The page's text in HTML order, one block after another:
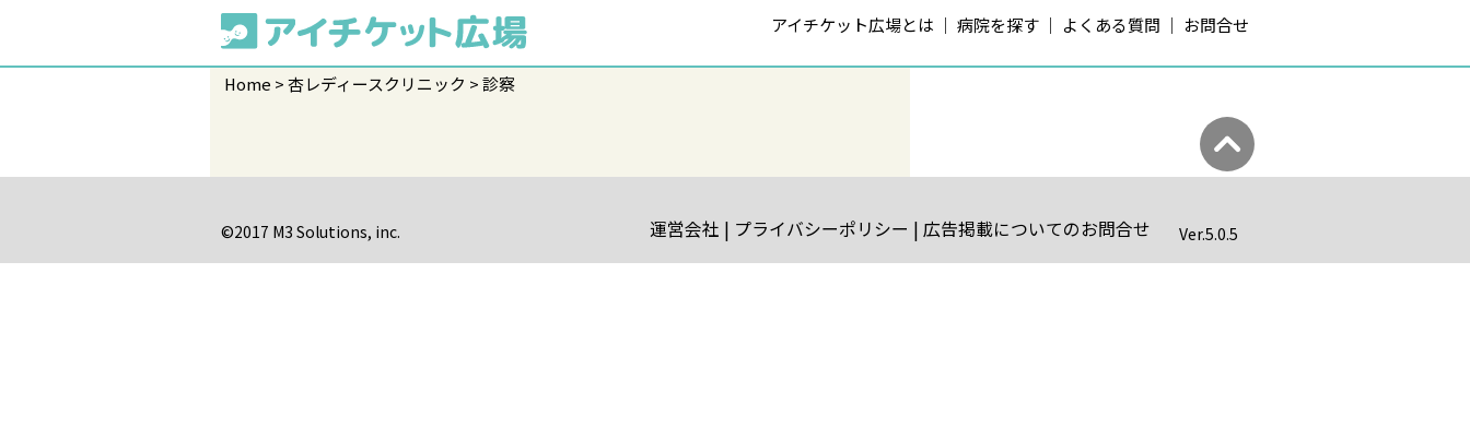
アイチケット広場とは 病院を探す よくある質問 お問合せ
Home 杏レディースクリニック 診察
運営会社 プライバシーポリシー 広告掲載についてのお問合せ
©2017 M3 Solutions, inc. Ver.5.0.5